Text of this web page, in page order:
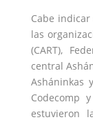
Cabe
las
(CART),
central
Asháninkas
Codecomp
estuvieron